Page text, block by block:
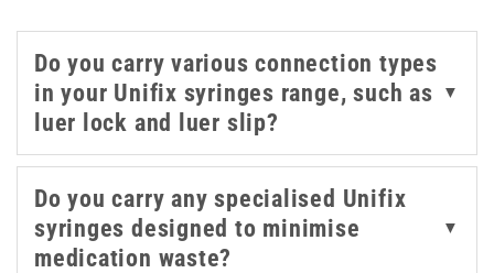
the full selection. Whether you need a centre tip or
standard design, this curated group of six Unifix
products helps streamline the selection process for
routine or specialised use.
Do you carry various connection types
in your Unifix syringes range, such as
luer lock and luer slip?
▼
Do you carry any specialised Unifix
syringes designed to minimise
medication waste?
▼